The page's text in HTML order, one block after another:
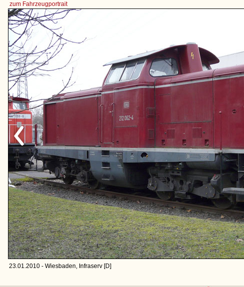
zum Fahrzeugportrait
23.01.2010 - Wiesbaden, Infraserv [D]